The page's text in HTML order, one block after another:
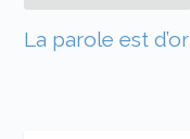
La parole est d’or